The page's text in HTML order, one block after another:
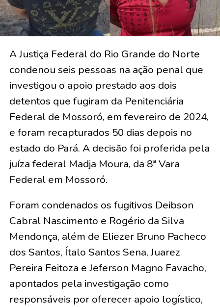
A Justiça Federal do Rio Grande do Norte
condenou seis pessoas na ação penal que
investigou o apoio prestado aos dois
detentos que fugiram da Penitenciária
Federal de Mossoró, em fevereiro de 2024,
e foram recapturados 50 dias depois no
estado do Pará. A decisão foi proferida pela
juíza federal Madja Moura, da 8ª Vara
Federal em Mossoró.
Foram condenados os fugitivos Deibson
Cabral Nascimento e Rogério da Silva
Mendonça, além de Eliezer Bruno Pacheco
dos Santos, Ítalo Santos Sena, Juarez
Pereira Feitoza e Jeferson Magno Favacho,
apontados pela investigação como
responsáveis por oferecer apoio logístico,